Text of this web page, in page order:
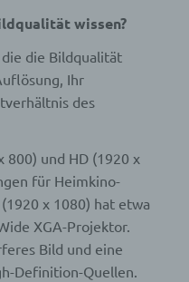
wissen?
die Bildqualität
Ihr
des
800) und HD (1920 x
für Heimkino-
x 1080) hat etwa
XGA-Projektor.
Bild und eine
Definition-Quellen.